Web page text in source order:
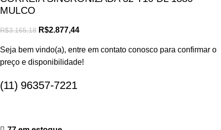
MULCO
R$3.165,18 R$2.877,44
Seja bem vindo(a), entre em contato conosco para confirmar o
preço e disponibilidade!
(11) 96357-7221